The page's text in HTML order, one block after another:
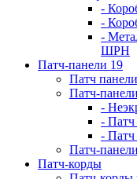
-
-
-
ШРН
Патч-панели 19
Патч
Патч-
-
- Патч
- Патч
Патч-
Патч-корды